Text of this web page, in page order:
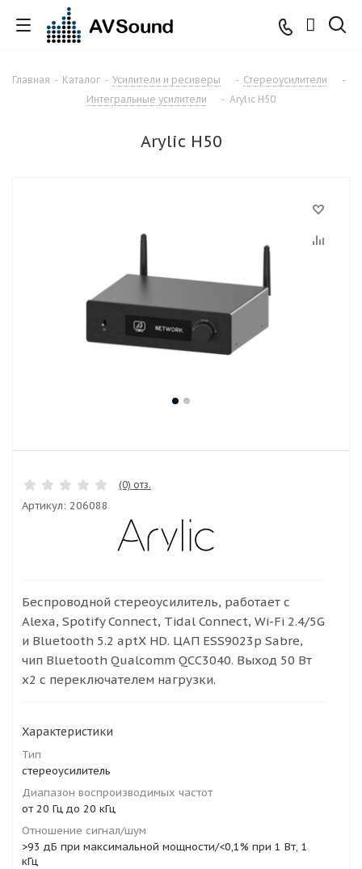
Главная - Каталог - Усилители и ресиверы - Стереоусилители
-
Интегральные усилители
- Arylic H50
Arylic H50
(0) отз.
Артикул: 206088
Беспроводной стереоусилитель, работает с
Alexa, Spotify Connect, Tidal Connect, Wi-Fi 2.4/5G
и Bluetooth 5.2 aptX HD. ЦАП ESS9023p Sabre,
чип Bluetooth Qualcomm QCC3040. Выход 50 Вт
x2 с переключателем нагрузки.
Характеристики
Тип
стереоусилитель
Диапазон воспроизводимых частот
от 20 Гц до 20 кГц
Отношение сигнал/шум
>93 дБ при максимальной мощности/<0,1% при 1 Вт, 1
кГц